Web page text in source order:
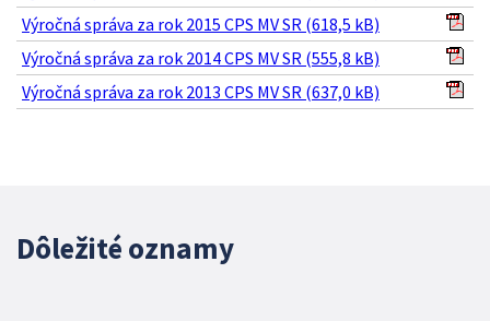
Výročná správa za rok 2015 CPS MV SR (618,5 kB)
Výročná správa za rok 2014 CPS MV SR (555,8 kB)
Výročná správa za rok 2013 CPS MV SR (637,0 kB)
Dôležité oznamy